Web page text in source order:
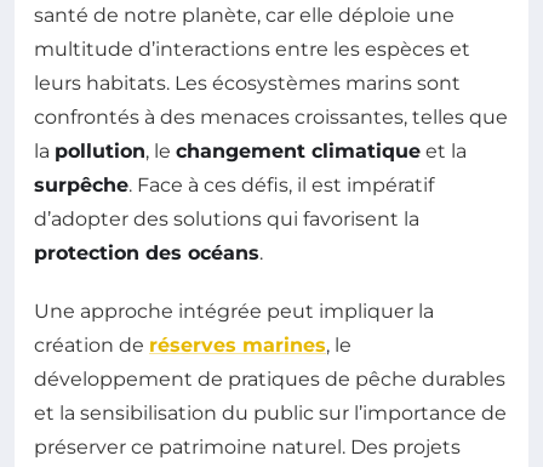
santé de notre planète, car elle déploie une
multitude d’interactions entre les espèces et
leurs habitats. Les écosystèmes marins sont
confrontés à des menaces croissantes, telles que
la pollution, le changement climatique et la
surpêche. Face à ces défis, il est impératif
d’adopter des solutions qui favorisent la
protection des océans.
Une approche intégrée peut impliquer la
création de réserves marines, le
développement de pratiques de pêche durables
et la sensibilisation du public sur l’importance de
préserver ce patrimoine naturel. Des projets